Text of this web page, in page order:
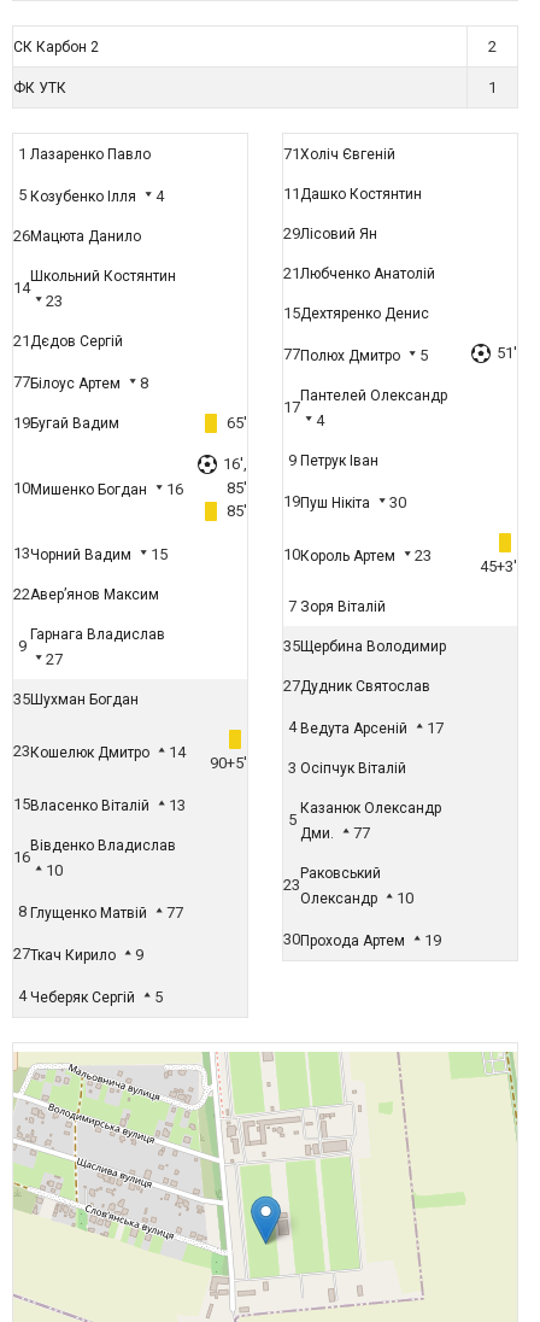
СК Карбон 2 2
ФК УТК 1
1 Лазаренко Павло
5 Козубенко Ілля 4
26Мацюта Данило
14
Школьний Костянтин
23
21Дєдов Сергій
77Білоус Артем 8
19Бугай Вадим 65'
10Мишенко Богдан 16
16',
85'
85'
13Чорний Вадим 15
22Авер’янов Максим
9
Гарнага Владислав
27
35Шухман Богдан
23 Кошелюк Дмитро 14
90+5'
15Власенко Віталій 13
16
Вівденко Владислав
10
8 Глущенко Матвій 77
27Ткач Кирило 9
4 Чеберяк Сергій 5
71Холіч Євгеній
11Дашко Костянтин
29Лісовий Ян
21Любченко Анатолій
15Дехтяренко Денис
77Полюх Дмитро 5 51'
17
Пантелей Олександр
4
9 Петрук Іван
19Пуш Нікіта 30
10Король Артем 23
45+3'
7 Зоря Віталій
35Щербина Володимир
27Дудник Святослав
4 Ведута Арсеній 17
3 Осіпчук Віталій
5
Казанюк Олександр
Дми.
77
23
Раковський
Олександр
10
30Прохода Артем 19